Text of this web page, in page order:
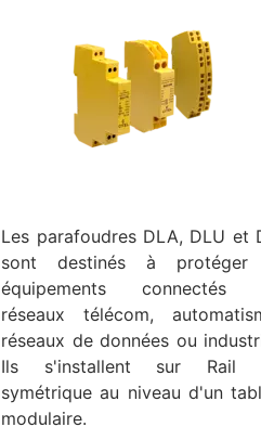
Les parafoudres DLA, DLU et
sont destinés à protéger
équipements connectés
réseaux télécom,
réseaux de données ou
Ils s'installent sur Rail
symétrique au niveau d'un
modulaire.